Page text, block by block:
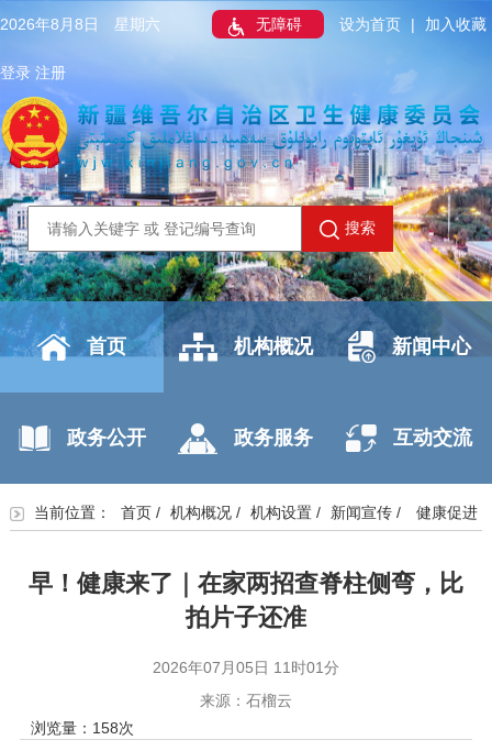
2026年8月8日 星期六 无障碍 设为首页 | 加入收藏
登录 注册
搜索
首页 机构概况 新闻中心
政务公开 政务服务 互动交流
当前位置： 首页/ 机构概况/ 机构设置/ 新闻宣传/ 健康促进
早！健康来了｜在家两招查脊柱侧弯，比
拍片子还准
2026年07月05日 11时01分
来源：石榴云
浏览量： 158次